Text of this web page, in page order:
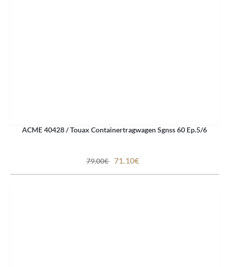
ACME 40428 / Touax Containertragwagen Sgnss 60 Ep.5/6
79.00€ 71.10€